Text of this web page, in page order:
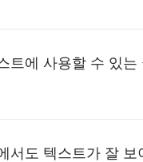
트에 사용할 수 있는
서도 텍스트가 잘 보